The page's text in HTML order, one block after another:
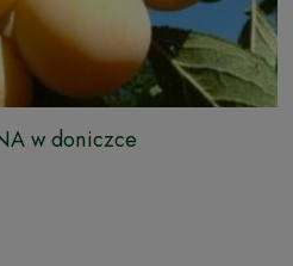
w doniczce